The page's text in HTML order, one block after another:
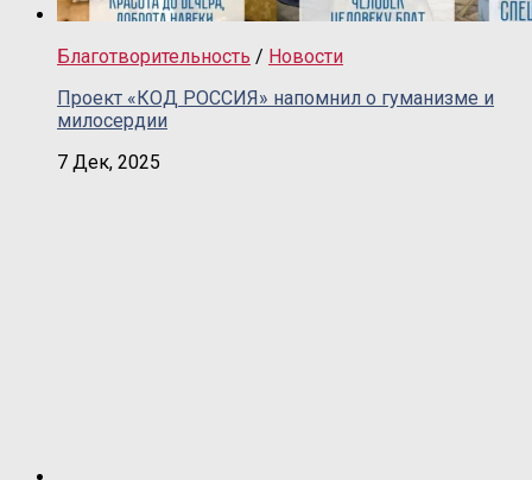
Благотворительность / Новости
Проект «КОД РОССИЯ» напомнил о гуманизме и
милосердии
7 Дек, 2025